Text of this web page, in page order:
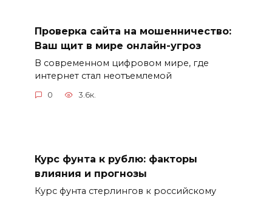
Проверка сайта на мошенничество:
Ваш щит в мире онлайн-угроз
В современном цифровом мире, где
интернет стал неотъемлемой
0 3.6к.
Курс фунта к рублю: факторы
влияния и прогнозы
Курс фунта стерлингов к российскому